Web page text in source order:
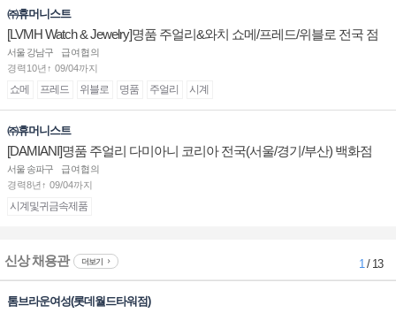
㈜휴머니스트
[LVMH Watch & Jewelry]명품 주얼리&와치 쇼메/프레드/위블로 전국 점
장/부점장/판매사원 채용
서울 강남구
급여협의
경력10년↑ 09/04까지
쇼메 프레드 위블로 명품 주얼리 시계
㈜휴머니스트
[DAMIANI]명품 주얼리 다미아니 코리아 전국(서울/경기/부산) 백화점
부점장/판매사원 채용
서울 송파구
급여협의
경력8년↑ 09/04까지
시계및귀금속제품
신상 채용관 더보기 1/ 13
톰브라운여성(롯데월드타워점)